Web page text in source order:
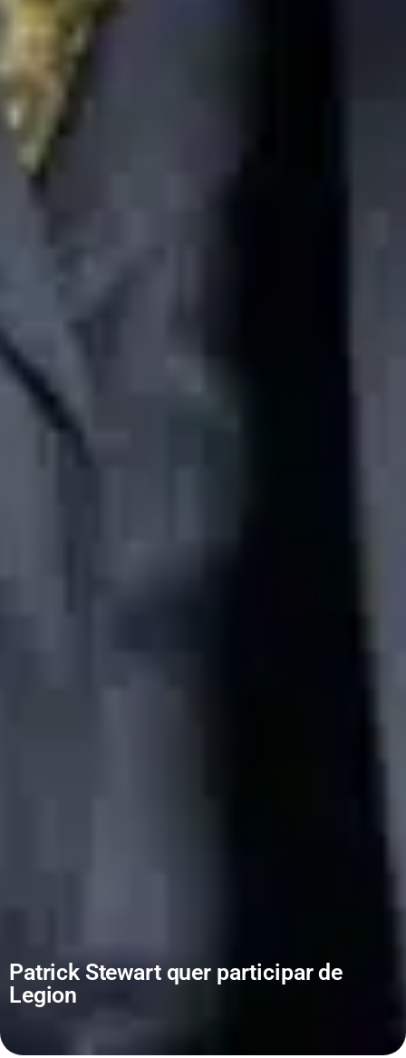
Patrick Stewart quer participar de
Legion